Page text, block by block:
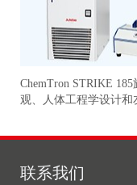
ChemTron STRIKE
观、人体工程学设计和
联系我们